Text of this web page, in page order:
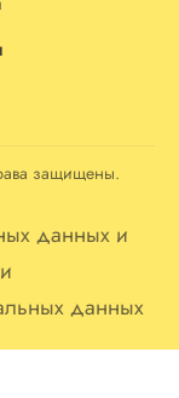
защищены.
данных и
данных